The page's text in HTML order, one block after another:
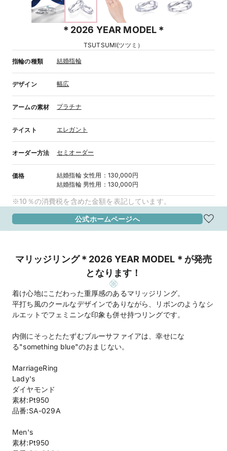
＊2026 YEAR MODEL＊
TSUTSUMI(ツツミ）
指輪の種類 結婚指輪
デザイン 幅広
アームの素材 プラチナ
テイスト エレガント
オーダー方法 セミオーダー
価格 結婚指輪 女性用 ：130,000円
結婚指輪 男性用 ：130,000円
※10％の消費税を含めた金額を表記しています。
公式ホームページへ
マリッジリング＊2026 YEAR MODEL＊が発売
となります！
着け心地にこだわった重厚感のあるマリッジリング。
平打ち風のクールなデザインでありながら、リボンのようなシ
ルエットでフェミニンな印象も併せ持つリングです。
内側にそっとたたずむブルーサファイアは、幸せにな
る"something blue"のおまじない。
MarriageRing
Lady's
ダイヤモンド
素材:Pt950
品番:SA-029A
Men's
素材:Pt950